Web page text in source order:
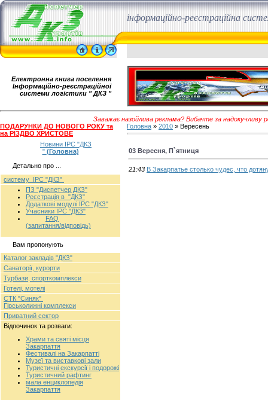
інформаційно-реєстраційна
Електронна книга поселення
Інформаційно-реєстраційної
системи логістики " ДКЗ "
Заважає назойлива реклама? Вибачте за надокучливу
ПОДАРУНКИ ДО НОВОГО РОКУ та
на РІЗДВО ХРИСТОВЕ
Новини ІРС "ДКЗ
" (Головна)
Детально про ...
систему ІРС "ДКЗ"
ПЗ "Диспетчер ДКЗ"
Реєстрація в "ДКЗ"
Додаткові модулі ІРС "ДКЗ"
Учасники ІРС "ДКЗ"
FAQ
(запитання/відповідь)
Вам пропонують
Каталог закладів "ДКЗ"
Санаторії, курорти
Турбази, спорткомплекси
Готелі, мотелі
СТК "Синяк"
Гірськолижні комплекси
Приватний сектор
Відпочинок та розваги:
Храми та святі місця
Закарпаття
Фестивалі на Закарпатті
Музеї та виставкові зали
Туристичні екскурсії і подорожі
Туристичний рафтинг
мала енциклопедія
Закарпаття
Головна » 2010 » Вересень
03 Вересня, П`ятниця
21:43 В Закарпатье столько чудес, что